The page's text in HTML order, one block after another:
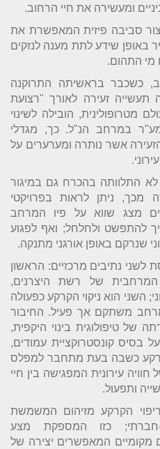
ומעשירה את חיי הרחוב.
סביבה פיזית המאפשרת את
באופן שידע לתת מענה לנזקים
מי התהום.
כשכבר בראשיתה התרוקנה
תעשייה זעירה לאורך "רצועת
מטרופולינית, הובילה לשינוי
במרחב הנ"ל. כך, מגדלי
אשר נותרה ומערערים על
התלוותה בהכרח גם במיגור
מכך, ניתן לראות בפרויקטי
מצג שווא על פיו המרחב
להתפשט ולחלחל; ואף לפגוע
שנרקם באופן אורגני מתנקה.
נתיבים מרכזיים: הראשון
המרחבית של רשת היצרנים,
השני הוא ניקוי הקרקע כפעולה
משתקם אך פעיל. החיבור
של טיפולוגית בינוי היקפית,
בסיס קונסטרוקציית עמודים,
כשבה בעת מתחבר למפלס
עירונית המפגישה בין חיי
ותפעול.
הקרקע מזיהום המשמשת
חברתי; כזו המספקת מצע
מקומיים המאפשרים יצירה של